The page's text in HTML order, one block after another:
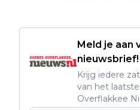
Meld je aan
nieuwsbrief!
Krijg iedere
van het
Overflakkee